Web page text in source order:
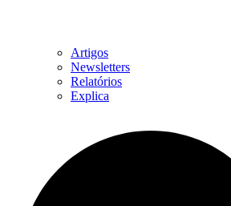
Artigos
Newsletters
Relatórios
Explica